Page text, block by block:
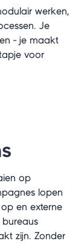
werken,
Je
- je maakt
voor
op
lopen
en externe
zijn. Zonder